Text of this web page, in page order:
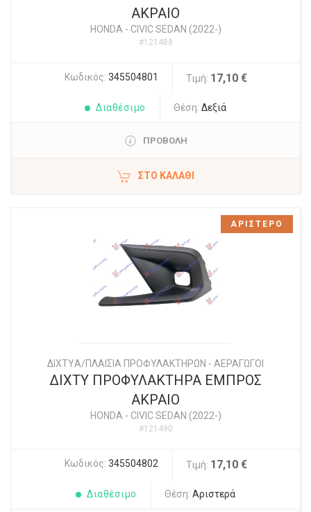
ΑΚΡΑΙΟ
HONDA- CIVIC SEDAN (2022-)
#121488
Κωδικός: 345504801 Τιμή: 17,10 €
Διαθέσιμο Θέση: Δεξιά
ΠΡΟΒΟΛΗ
ΣΤΟ ΚΑΛΆΘΙ
ΔΙΧΤYΑ/ΠΛΑΙΣΙΑ ΠΡΟΦΥΛΑΚΤΗΡΩΝ - ΑΕΡΑΓΩΓΟΙ
ΔΙΧΤΥ ΠΡΟΦΥΛΑΚΤΗΡΑ ΕΜΠΡΟΣ
ΑΚΡΑΙΟ
HONDA- CIVIC SEDAN (2022-)
#121490
Κωδικός: 345504802 Τιμή: 17,10 €
Διαθέσιμο Θέση: Αριστερά
ΑΡΙΣΤΕΡΟ